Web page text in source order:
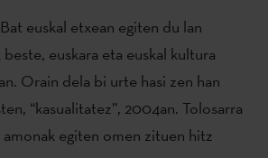
euskal etxean egiten du lan
euskara eta euskal kultura
Orain dela bi urte hasi zen han
“kasualitatez”, 2004an. Tolosarra
egiten omen zituen hitz